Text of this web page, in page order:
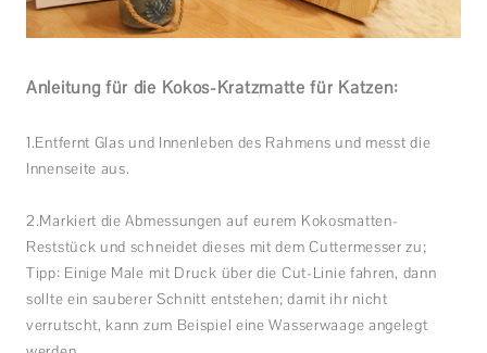
Anleitung für die Kokos-Kratzmatte für Katzen:
1.Entfernt Glas und Innenleben des Rahmens und messt die
Innenseite aus.
2.Markiert die Abmessungen auf eurem Kokosmatten-
Reststück und schneidet dieses mit dem Cuttermesser zu;
Tipp: Einige Male mit Druck über die Cut-Linie fahren, dann
sollte ein sauberer Schnitt entstehen; damit ihr nicht
verrutscht, kann zum Beispiel eine Wasserwaage angelegt